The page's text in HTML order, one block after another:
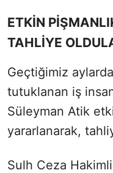
ETKİN
TAHLİYE
Geçtiğimiz
tutuklanan iş
Süleyman Atik
yararlanarak,
Sulh Ceza